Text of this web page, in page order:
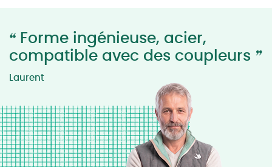
“ Forme ingénieuse, acier,
compatible avec des coupleurs ”
Laurent